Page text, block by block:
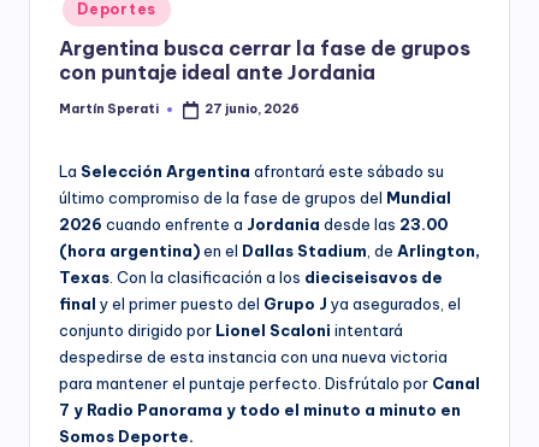
y
in
Deportes
Argentina busca cerrar la fase de grupos
con puntaje ideal ante Jordania
Posted
Martín Sperati 27 junio, 2026
La Selección Argentina afrontará este sábado su
último compromiso de la fase de grupos del Mundial
2026 cuando enfrente a Jordania desde las 23.00
(hora argentina)en el Dallas Stadium , de Arlington,
Texas . Con la clasificación a los dieciseisavos de
final y el primer puesto del Grupo J ya asegurados, el
conjunto dirigido por Lionel Scaloni intentará
despedirse de esta instancia con una nueva victoria
para mantener el puntaje perfecto. Disfrútalo por Canal
7 y Radio Panorama y todo el minuto a minuto en
Somos Deporte.